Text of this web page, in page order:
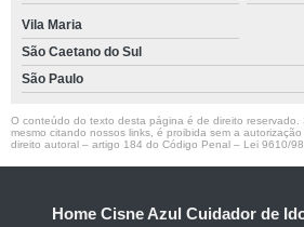
Vila Maria
São Caetano do Sul
São Paulo
O conteúdo do texto desta página é de direito reservado.
mesmo citando nossos links, é proibida sem a
direito autoral – artigo 184 do Código Penal – Lei 9610/
Home Cisne Azul Cuidador de